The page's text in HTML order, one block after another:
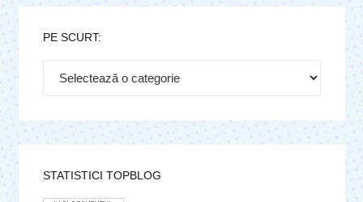
PE SCURT:
STATISTICI TOPBLOG